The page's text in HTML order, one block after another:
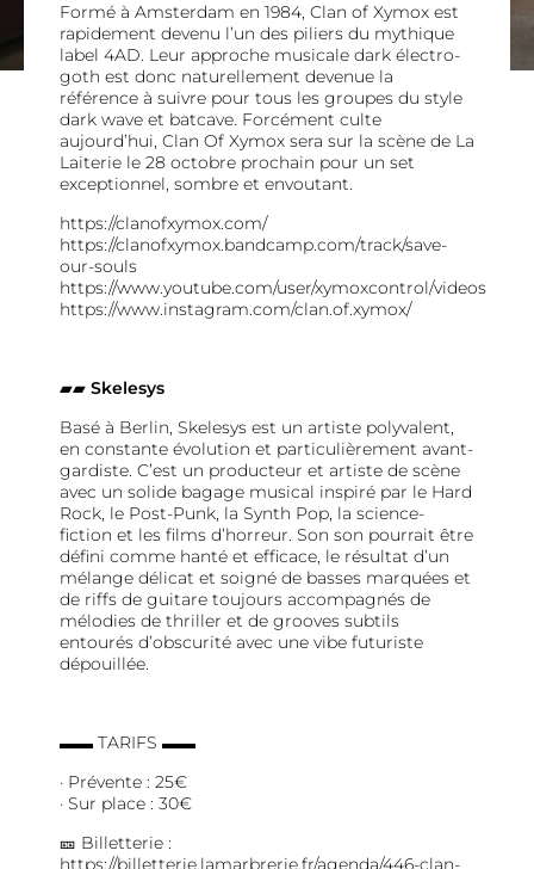
Formé à Amsterdam en 1984, Clan of Xymox est
rapidement devenu l’un des piliers du mythique
label 4AD. Leur approche musicale dark électro-
goth est donc naturellement devenue la
référence à suivre pour tous les groupes du style
dark wave et batcave. Forcément culte
aujourd’hui, Clan Of Xymox sera sur la scène de La
Laiterie le 28 octobre prochain pour un set
exceptionnel, sombre et envoutant.
https://clanofxymox.com/
https://clanofxymox.bandcamp.com/track/save-
our-souls
https://www.youtube.com/user/xymoxcontrol/videos
https://www.instagram.com/clan.of.xymox/
▰▰ Skelesys
Basé à Berlin, Skelesys est un artiste polyvalent,
en constante évolution et particulièrement avant-
gardiste. C’est un producteur et artiste de scène
avec un solide bagage musical inspiré par le Hard
Rock, le Post-Punk, la Synth Pop, la science-
fiction et les films d’horreur. Son son pourrait être
défini comme hanté et efficace, le résultat d’un
mélange délicat et soigné de basses marquées et
de riffs de guitare toujours accompagnés de
mélodies de thriller et de grooves subtils
entourés d’obscurité avec une vibe futuriste
dépouillée.
▬▬ TARIFS ▬▬
· Prévente : 25€
· Sur place : 30€
🎫 Billetterie :
https://billetterie.lamarbrerie.fr/agenda/446-clan-